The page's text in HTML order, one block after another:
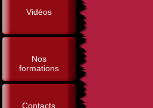
Vidéos
Nos
formations
Contacts